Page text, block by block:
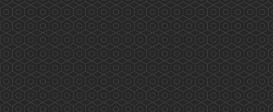
香港藥學會大灣區（深圳）考察團
香港藥學會大灣區（深圳）考察團 (2018年11月
16至18日) 外訪單位及內容： 2018年11月16日
(星期五)下午：與深圳衛計委交流，內容包括：
1. 國內醫保體制如何運作？ 2.香港同深圳在醫療
藥物方面可有合作空間？ 3.推進醫藥衛生體制改
革；組織實施基本藥物制度；健全、完善公共衛
生服務體系和醫療服務體系，推進基本公共衛生
服務均等化。 4.組...
More